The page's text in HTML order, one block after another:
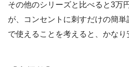
その他のシリーズと比べると3万
が、コンセントに刺すだけの簡
で使えることを考えると、かなり